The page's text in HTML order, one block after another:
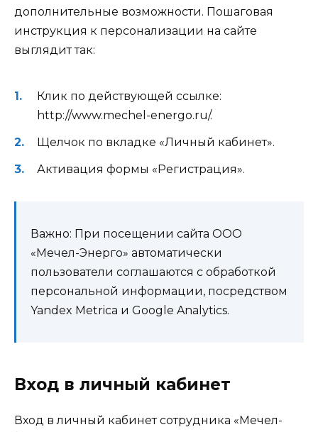
дополнительные возможности. Пошаговая
инструкция к персонализации на сайте
выглядит так:
Клик по действующей ссылке:
http://www.mechel-energo.ru/.
Щелчок по вкладке «Личный кабинет».
Активация формы «Регистрация».
Важно: При посещении сайта ООО
«Мечел-Энерго» автоматически
пользователи соглашаются с обработкой
персональной информации, посредством
Yandex Metrica и Google Analytics.
Вход в личный кабинет
Вход в личный кабинет сотрудника «Мечел-